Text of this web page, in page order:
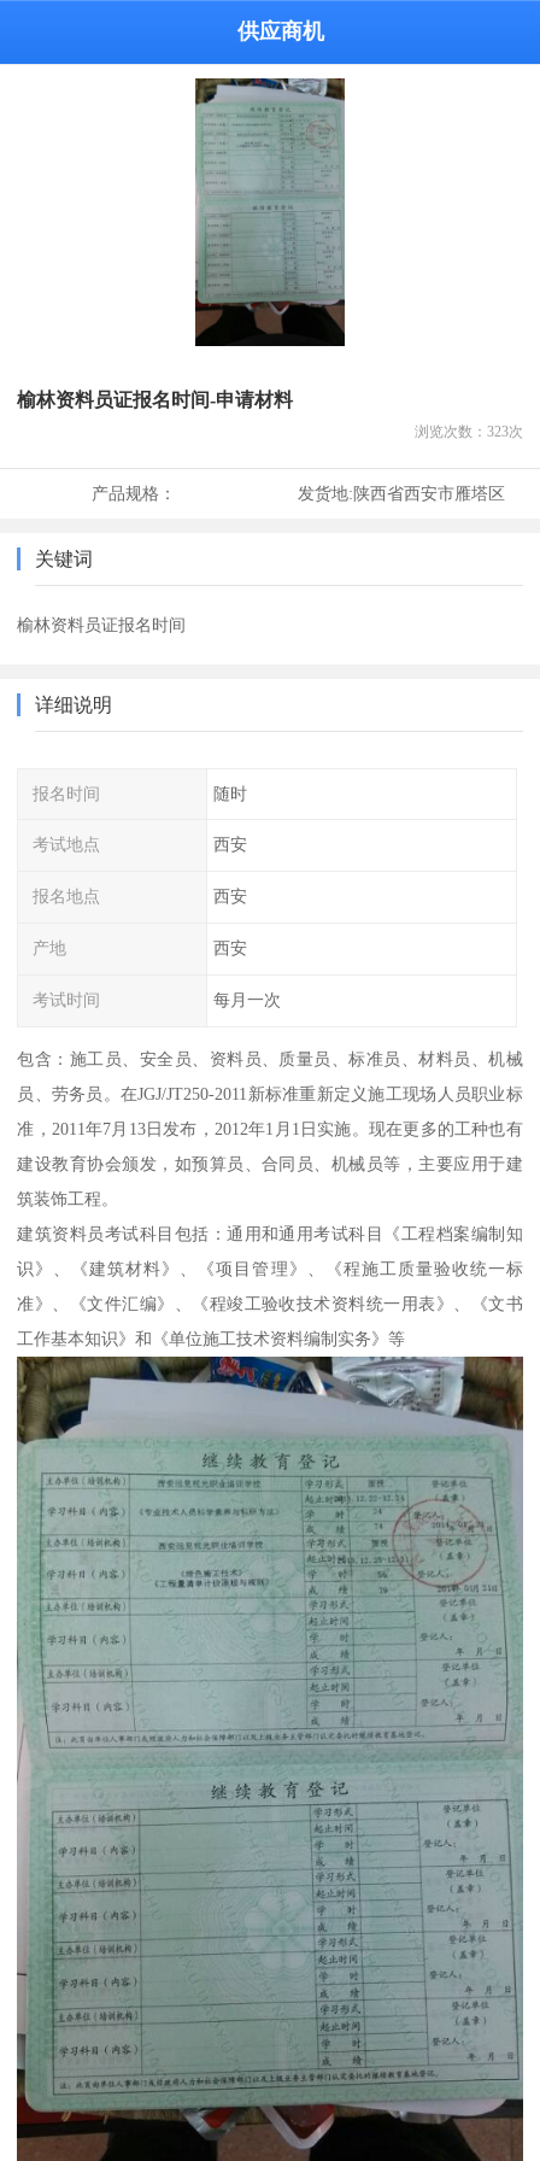
供应商机
榆林资料员证报名时间-申请材料
浏览次数： 323次
产品规格： 发货地:陕西省西安市雁塔区
关键词
榆林资料员证报名时间
详细说明
报名时间 随时
考试地点 西安
报名地点 西安
产地 西安
考试时间 每月一次
包含：施工员、安全员、资料员、质量员、标准员、材料员、机械
员、劳务员。在JGJ/JT250-2011新标准重新定义施工现场人员职业标
准，2011年7月13日发布，2012年1月1日实施。现在更多的工种也有
建设教育协会颁发，如预算员、合同员、机械员等，主要应用于建
筑装饰工程。
建筑资料员考试科目包括：通用和通用考试科目《工程档案编制知
识》、《建筑材料》、《项目管理》、《程施工质量验收统一标
准》、《文件汇编》、《程竣工验收技术资料统一用表》、《文书
工作基本知识》和《单位施工技术资料编制实务》等